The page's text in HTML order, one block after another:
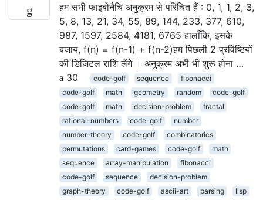
हम सभी फाइबोनैचि अनुक्रम से परिचित हैं : 0, 1, 1, 2, 3,
5, 8, 13, 21, 34, 55, 89, 144, 233, 377, 610,
987, 1597, 2584, 4181, 6765 हालाँकि, इसके
बजाय, f(n) = f(n-1) + f(n-2)हम पिछली 2 प्रविष्टियों
की डिजिटल राशि लेंगे । अनुक्रम अभी भी शुरू होना …
30
code-golf sequence
fibonacci
code-golf
math geometry random
code-golf
code-golf
math decision-problem
fractal
rational-numbers
code-golf
number
number-theory
code-golf
combinatorics
permutations
card-games code-golf
math
sequence
array-manipulation
fibonacci
code-golf
sequence
decision-problem
graph-theory
code-golf ascii-art parsing
lisp